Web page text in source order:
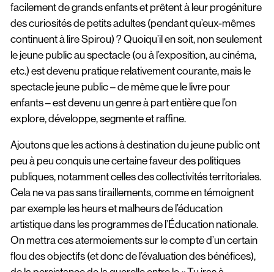
facilement de grands enfants et prêtent à leur progéniture
des curiosités de petits adultes (pendant qu’eux-mêmes
continuent à lire Spirou) ? Quoiqu’il en soit, non seulement
le jeune public au spectacle (ou à l’exposition, au cinéma,
etc.) est devenu pratique relativement courante, mais le
spectacle jeune public – de même que le livre pour
enfants – est devenu un genre à part entière que l’on
explore, développe, segmente et raffine.
Ajoutons que les actions à destination du jeune public ont
peu à peu conquis une certaine faveur des politiques
publiques, notamment celles des collectivités territoriales.
Cela ne va pas sans tiraillements, comme en témoignent
par exemple les heurs et malheurs de l’éducation
artistique dans les programmes de l’Éducation nationale.
On mettra ces atermoiements sur le compte d’un certain
flou des objectifs (et donc de l’évaluation des bénéfices),